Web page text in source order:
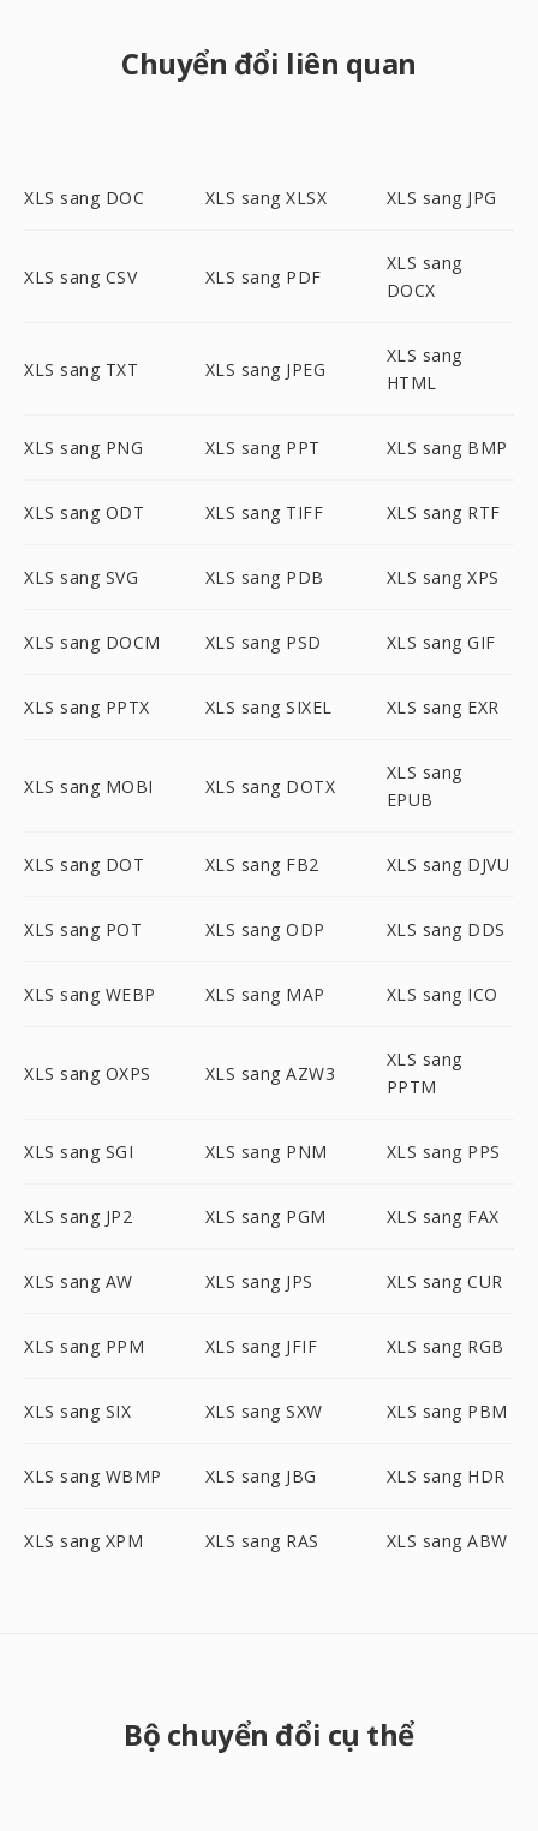
Chuyển đổi liên quan
XLS sang DOC XLS sang XLSX XLS sang JPG
XLS sang CSV XLS sang PDF
XLS sang
DOCX
XLS sang TXT XLS sang JPEG
XLS sang
HTML
XLS sang PNG XLS sang PPT XLS sang BMP
XLS sang ODT XLS sang TIFF XLS sang RTF
XLS sang SVG XLS sang PDB XLS sang XPS
XLS sang DOCM XLS sang PSD XLS sang GIF
XLS sang PPTX XLS sang SIXEL XLS sang EXR
XLS sang MOBI XLS sang DOTX
XLS sang
EPUB
XLS sang DOT XLS sang FB2 XLS sang DJVU
XLS sang POT XLS sang ODP XLS sang DDS
XLS sang WEBP XLS sang MAP XLS sang ICO
XLS sang OXPS XLS sang AZW3
XLS sang
PPTM
XLS sang SGI XLS sang PNM XLS sang PPS
XLS sang JP2 XLS sang PGM XLS sang FAX
XLS sang AW XLS sang JPS XLS sang CUR
XLS sang PPM XLS sang JFIF XLS sang RGB
XLS sang SIX XLS sang SXW XLS sang PBM
XLS sang WBMP XLS sang JBG XLS sang HDR
XLS sang XPM XLS sang RAS XLS sang ABW
Bộ chuyển đổi cụ thể